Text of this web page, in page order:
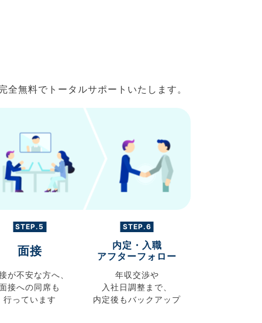
無料でトータルサポートいたします。
STEP.5
面接
が不安な方へ、
接への同席も
行っています
STEP.6
内定・入職
アフターフォロー
年収交渉や
入社日調整まで、
内定後もバックアップ